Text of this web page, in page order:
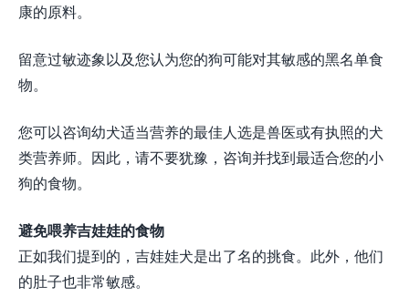
康的原料。
留意过敏迹象以及您认为您的狗可能对其敏感的黑名单食
物。
您可以咨询幼犬适当营养的最佳人选是兽医或有执照的犬
类营养师。因此，请不要犹豫，咨询并找到最适合您的小
狗的食物。
避免喂养吉娃娃的食物
正如我们提到的，吉娃娃犬是出了名的挑食。此外，他们
的肚子也非常敏感。